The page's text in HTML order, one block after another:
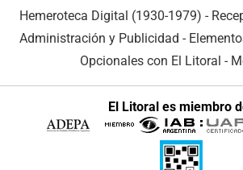
Hemeroteca Digital (1930-1979) -
Administración y Publicidad -
Opcionales con El Litoral -
El Litoral es miembro